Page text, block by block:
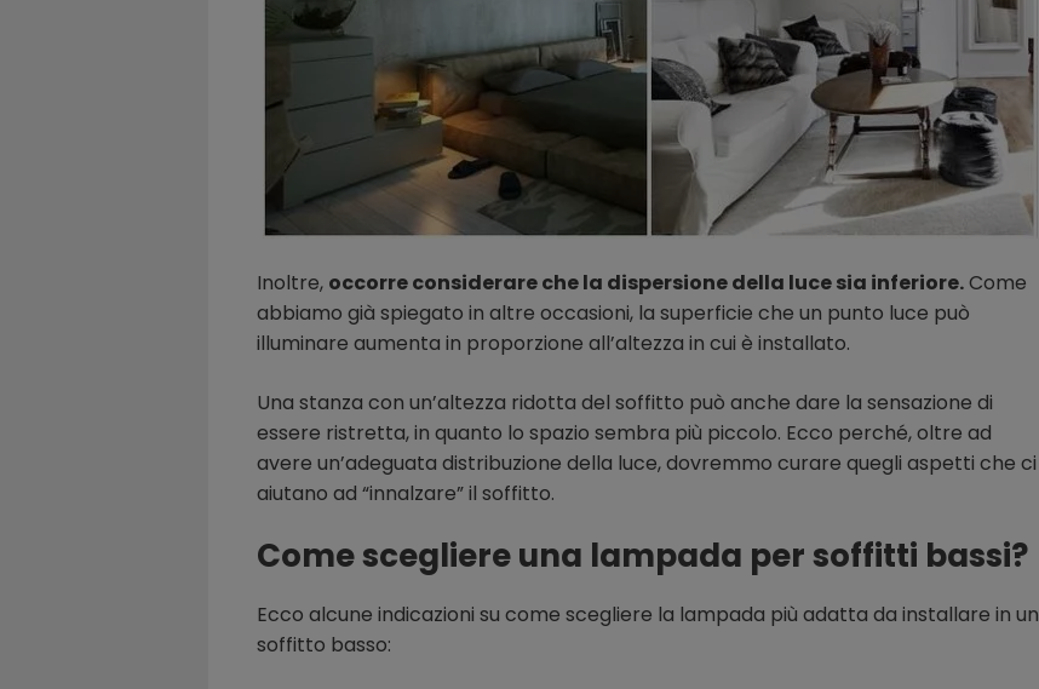
Inoltre, occorre considerare che la dispersione della luce sia inferiore.Come
abbiamo già spiegato in altre occasioni, la superficie che un punto luce può
illuminare aumenta in proporzione all’altezza in cui è installato.
Una stanza con un’altezza ridotta del soffitto può anche dare la sensazione di
essere ristretta, in quanto lo spazio sembra più piccolo. Ecco perché, oltre ad
avere un’adeguata distribuzione della luce, dovremmo curare quegli aspetti che ci
aiutano ad “innalzare” il soffitto.
Come scegliere una lampada per soffitti bassi?
Ecco alcune indicazioni su come scegliere la lampada più adatta da installare in un
soffitto basso: